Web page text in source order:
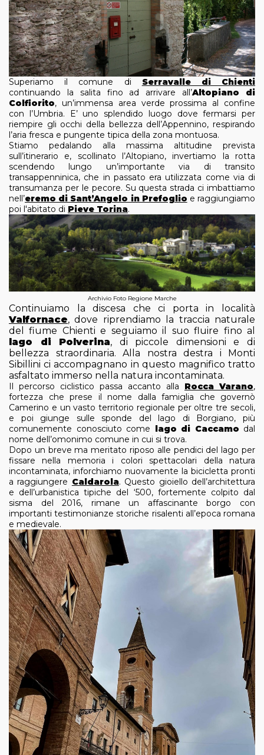
Superiamo il comune di Serravalle di Chienti
continuando la salita fino ad arrivare all’Altopiano di
Colfiorito, un’immensa area verde prossima al confine
con l’Umbria. E’ uno splendido luogo dove fermarsi per
riempire gli occhi della bellezza dell’Appennino, respirando
l’aria fresca e pungente tipica della zona montuosa.
Stiamo pedalando alla massima altitudine prevista
sull’itinerario e, scollinato l’Altopiano, invertiamo la rotta
scendendo lungo un’importante via di transito
transappenninica, che in passato era utilizzata come via di
transumanza per le pecore. Su questa strada ci imbattiamo
nell’eremo di Sant’Angelo in Prefoglio e raggiungiamo
poi l'abitato di Pieve Torina.
Archivio Foto Regione Marche
Continuiamo la discesa che ci porta in località
Valfornace, dove riprendiamo la traccia naturale
del fiume Chienti e seguiamo il suo fluire fino al
lago di Polverina, di piccole dimensioni e di
bellezza straordinaria. Alla nostra destra i Monti
Sibillini ci accompagnano in questo magnifico tratto
asfaltato immerso nella natura incontaminata.
Il percorso ciclistico passa accanto alla Rocca Varano,
fortezza che prese il nome dalla famiglia che governò
Camerino e un vasto territorio regionale per oltre tre secoli,
e poi giunge sulle sponde del lago di Borgiano, più
comunemente conosciuto come lago di Caccamo dal
nome dell’omonimo comune in cui si trova.
Dopo un breve ma meritato riposo alle pendici del lago per
fissare nella memoria i colori spettacolari della natura
incontaminata, inforchiamo nuovamente la bicicletta pronti
a raggiungere Caldarola. Questo gioiello dell’architettura
e dell’urbanistica tipiche del ‘500, fortemente colpito dal
sisma del 2016, rimane un affascinante borgo con
importanti testimonianze storiche risalenti all’epoca romana
e medievale.